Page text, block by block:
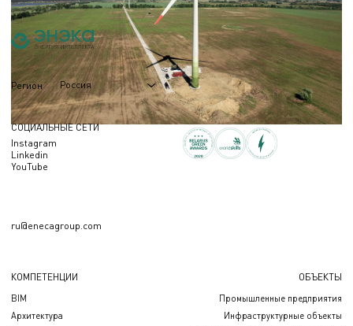
Регион Россия
СОЦИАЛЬНЫЕ СЕТИ
Instagram
Linkedin
YouTube
ru@enecagroup.com
КОМПЕТЕНЦИИ
BIM
Архитектура
ОБЪЕКТЫ
Промышленные предприятия
Инфраструктурные объекты